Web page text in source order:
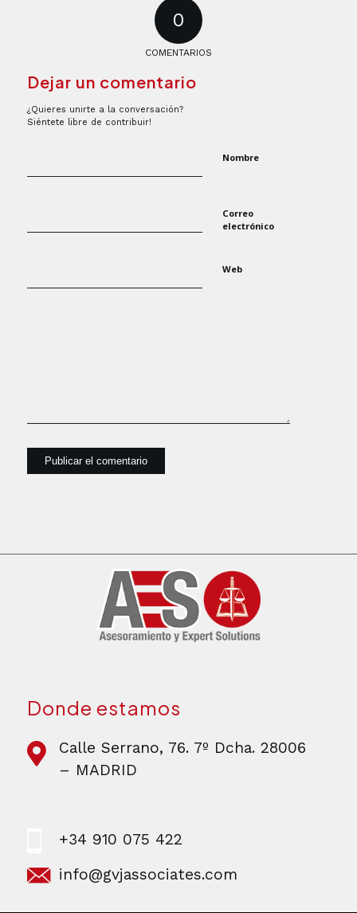
0
COMENTARIOS
Dejar un comentario
¿Quieres unirte a la conversación?
Siéntete libre de contribuir!
Nombre
Correo
electrónico
Web
Donde estamos
Calle Serrano, 76. 7º Dcha. 28006
– MADRID
+34 910 075 422
info@gvjassociates.com